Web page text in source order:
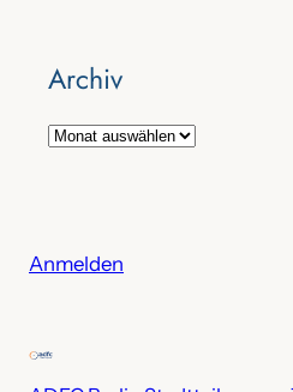
Archiv
A
i
Anmelden